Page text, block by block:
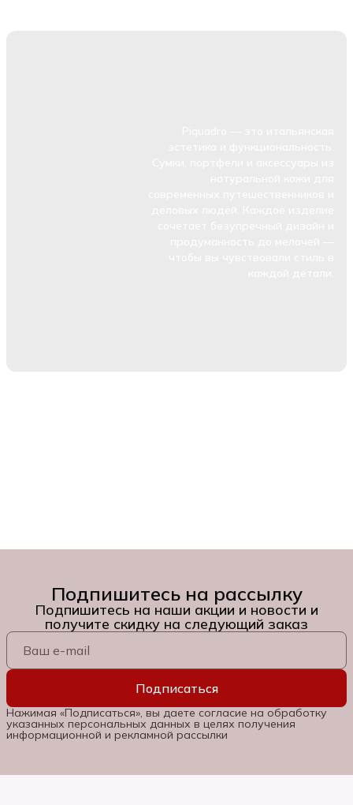
Подпишитесь на рассылку
Подпишитесь на наши акции и новости и
получите скидку на следующий заказ
Подписаться
Нажимая «Подписаться», вы даете согласие на обработку
указанных персональных данных в целях получения
информационной и рекламной рассылки